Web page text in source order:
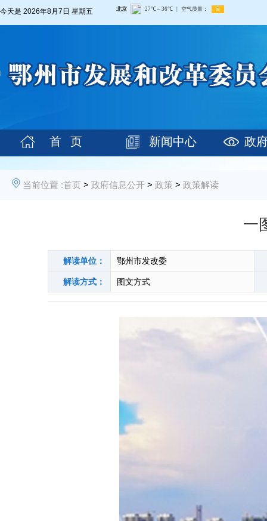
今天是 2026年8月7日 星期五
首 页 新闻中心 政
当前位置 :首页 > 政府信息公开 > 政策 > 政策解读
一
解读单位： 鄂州市发改委
解读方式： 图文方式